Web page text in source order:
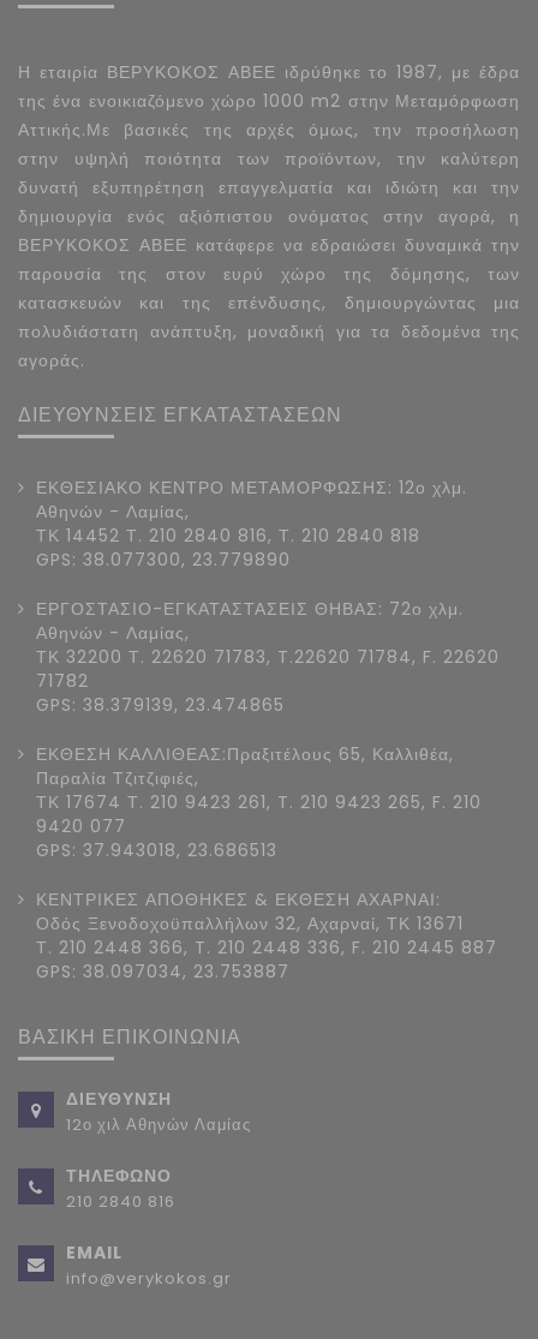
Η εταιρία ΒΕΡΥΚΟΚΟΣ ΑΒΕΕ ιδρύθηκε το 1987, με έδρα
της ένα ενοικιαζόμενο χώρο 1000 m2 στην Μεταμόρφωση
Αττικής.Με βασικές της αρχές όμως, την προσήλωση
στην υψηλή ποιότητα των προϊόντων, την καλύτερη
δυνατή εξυπηρέτηση επαγγελματία και ιδιώτη και την
δημιουργία ενός αξιόπιστου ονόματος στην αγορά, η
ΒΕΡΥΚΟΚΟΣ ΑΒΕΕ κατάφερε να εδραιώσει δυναμικά την
παρουσία της στον ευρύ χώρο της δόμησης, των
κατασκευών και της επένδυσης, δημιουργώντας μια
πολυδιάστατη ανάπτυξη, μοναδική για τα δεδομένα της
αγοράς.
ΔΙΕΥΘΥΝΣΕΙΣ ΕΓΚΑΤΑΣΤΑΣΕΩΝ
ΕΚΘΕΣΙΑΚΟ ΚΕΝΤΡΟ ΜΕΤΑΜΟΡΦΩΣΗΣ: 12ο χλμ.
Αθηνών - Λαμίας,
ΤΚ 14452 Τ. 210 2840 816, Τ. 210 2840 818
GPS: 38.077300, 23.779890
ΕΡΓΟΣΤΑΣΙΟ-ΕΓΚΑΤΑΣΤΑΣΕΙΣ ΘΗΒΑΣ: 72ο χλμ.
Αθηνών - Λαμίας,
ΤΚ 32200 Τ. 22620 71783, T.22620 71784, F. 22620
71782
GPS: 38.379139, 23.474865
ΕΚΘΕΣΗ ΚΑΛΛΙΘΕΑΣ:Πραξιτέλους 65, Καλλιθέα,
Παραλία Τζιτζιφιές,
ΤΚ 17674 Τ. 210 9423 261, T. 210 9423 265, F. 210
9420 077
GPS: 37.943018, 23.686513
ΚΕΝΤΡΙΚΕΣ ΑΠΟΘΗΚΕΣ & ΕΚΘΕΣΗ ΑΧΑΡΝΑΙ:
Οδός Ξενοδοχοϋπαλλήλων 32, Αχαρναί, ΤΚ 13671
Τ. 210 2448 366, T. 210 2448 336, F. 210 2445 887
GPS: 38.097034, 23.753887
ΒΑΣΙΚΗ ΕΠΙΚΟΙΝΩΝΙΑ
ΔΙΕΥΘΥΝΣΗ
12ο χιλ Αθηνών Λαμίας
ΤΗΛΕΦΩΝΟ
210 2840 816
EMAIL
info@verykokos.gr